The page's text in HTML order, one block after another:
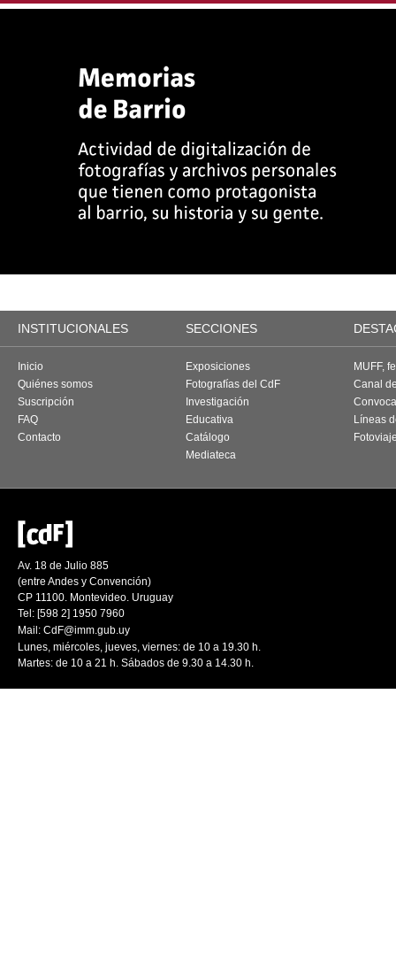
INSTITUCIONALES SECCIONES
Inicio
Quiénes somos
Suscripción
FAQ
Contacto
Exposiciones
Fotografías del CdF
Investigación
Educativa
Catálogo
Mediateca
MUFF,
Canal
Líneas
Av. 18 de Julio 885
(entre Andes y Convención)
CP 11100. Montevideo. Uruguay
Tel: [598 2] 1950 7960
Mail: CdF@imm.gub.uy
Lunes, miércoles, jueves, viernes: de 10 a 19.30 h.
Martes: de 10 a 21 h. Sábados de 9.30 a 14.30 h.